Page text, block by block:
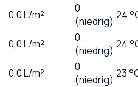
0,0L/m²
0
(niedrig) 24
0,0L/m²
0
(niedrig) 24
0,0L/m²
0
(niedrig) 23